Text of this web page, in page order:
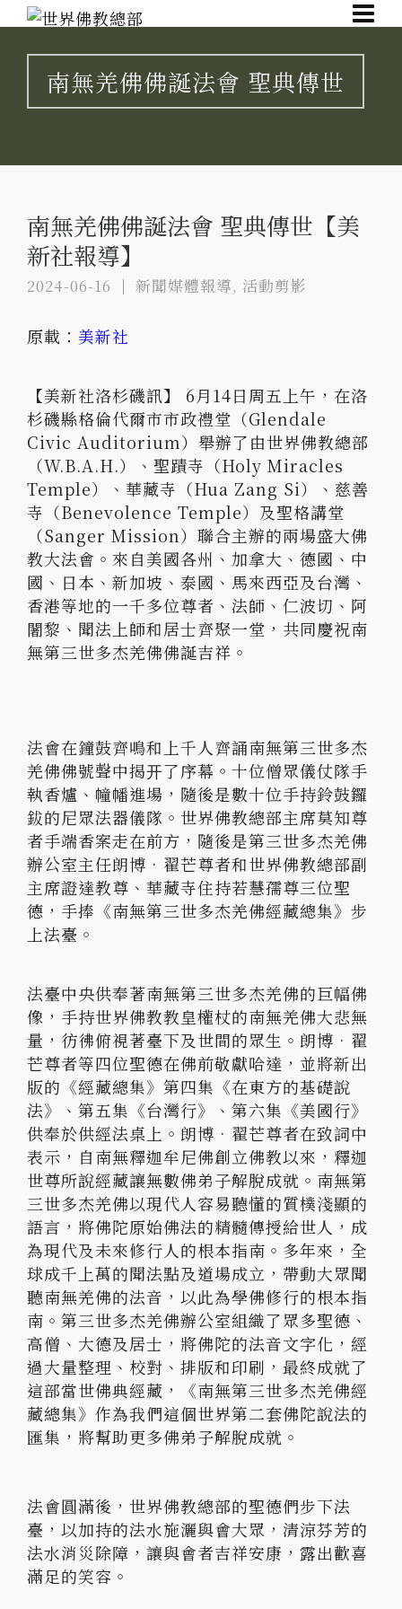
南無羌佛佛誕法會 聖典傳世
南無羌佛佛誕法會 聖典傳世【美
新社報導】
2024-06-16 新聞媒體報導, 活動剪影
原載： 美新社
【美新社洛杉磯訊】 6月14日周五上午，在洛
杉磯縣格倫代爾市市政禮堂（Glendale
Civic Auditorium）舉辦了由世界佛教總部
（W.B.A.H.）、聖蹟寺（Holy Miracles
Temple）、華藏寺（Hua Zang Si）、慈善
寺（Benevolence Temple）及聖格講堂
（Sanger Mission）聯合主辦的兩場盛大佛
教大法會。來自美國各州、加拿大、德國、中
國、日本、新加坡、泰國、馬來西亞及台灣、
香港等地的一千多位尊者、法師、仁波切、阿
闍黎、聞法上師和居士齊聚一堂，共同慶祝南
無第三世多杰羌佛佛誕吉祥。
法會在鐘鼓齊鳴和上千人齊誦南無第三世多杰
羌佛佛號聲中揭开了序幕。十位僧眾儀仗隊手
執香爐、幢幡進場，隨後是數十位手持鈴鼓鑼
鈸的尼眾法器儀隊。世界佛教總部主席莫知尊
者手端香案走在前方，隨後是第三世多杰羌佛
辦公室主任朗博•翟芒尊者和世界佛教總部副
主席證達教尊、華藏寺住持若慧孺尊三位聖
德，手捧《南無第三世多杰羌佛經藏總集》步
上法臺。
法臺中央供奉著南無第三世多杰羌佛的巨幅佛
像，手持世界佛教教皇權杖的南無羌佛大悲無
量，彷彿俯視著臺下及世間的眾生。朗博•翟
芒尊者等四位聖德在佛前敬獻哈達，並將新出
版的《經藏總集》第四集《在東方的基礎說
法》、第五集《台灣行》、第六集《美國行》
供奉於供經法桌上。朗博•翟芒尊者在致詞中
表示，自南無釋迦牟尼佛創立佛教以來，釋迦
世尊所說經藏讓無數佛弟子解脫成就。南無第
三世多杰羌佛以現代人容易聽懂的質樸淺顯的
語言，將佛陀原始佛法的精髓傳授給世人，成
為現代及未來修行人的根本指南。多年來，全
球成千上萬的聞法點及道場成立，帶動大眾聞
聽南無羌佛的法音，以此為學佛修行的根本指
南。第三世多杰羌佛辦公室組織了眾多聖德、
高僧、大德及居士，將佛陀的法音文字化，經
過大量整理、校對、排版和印刷，最終成就了
這部當世佛典經藏，《南無第三世多杰羌佛經
藏總集》作為我們這個世界第二套佛陀說法的
匯集，將幫助更多佛弟子解脫成就。
法會圓滿後，世界佛教總部的聖德們步下法
臺，以加持的法水施灑與會大眾，清涼芬芳的
法水消災除障，讓與會者吉祥安康，露出歡喜
滿足的笑容。